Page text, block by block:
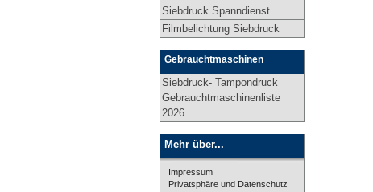
Siebdruck Spanndienst
Filmbelichtung Siebdruck
Gebrauchtmaschinen
Siebdruck- Tampondruck
Gebrauchtmaschinenliste
2026
Mehr über...
Impressum
Privatsphäre und Datenschutz